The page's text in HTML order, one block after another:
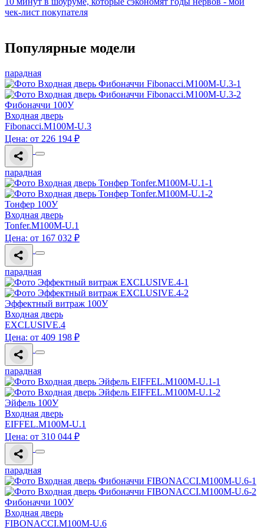
чек-лист покупателя
Популярные модели
парадная
Фибоначчи 100У
Входная дверь
Fibonacci.M100M-U.3
Цена: от 226 194 ₽
парадная
Тонфер 100У
Входная дверь
Tonfer.M100M-U.1
Цена: от 167 032 ₽
парадная
Эффектный витраж 100У
Входная дверь
EXCLUSIVE.4
Цена: от 409 198 ₽
парадная
Эйфель 100У
Входная дверь
EIFFEL.M100M-U.1
Цена: от 310 044 ₽
парадная
Фибоначчи 100У
Входная дверь
FIBONACCI.M100M-U.6